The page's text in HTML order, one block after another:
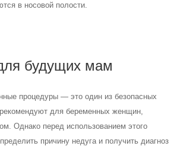
в носовой полости.
будущих мам
процедуры — это один из безопасных
для беременных женщин,
Однако перед использованием этого
причину недуга и получить диагноз